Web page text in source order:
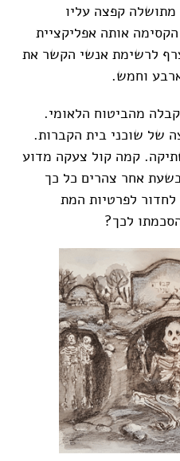
קפצה עליו
אותה אפליקציית
לרשימת אנשי הקשר את
וחמש.
מהביטוח הלאומי.
של שוכני בית הקברות.
קמה קול צעקה מדוע
אחר צהרים כל כך
לפרטיות המת
לכך?